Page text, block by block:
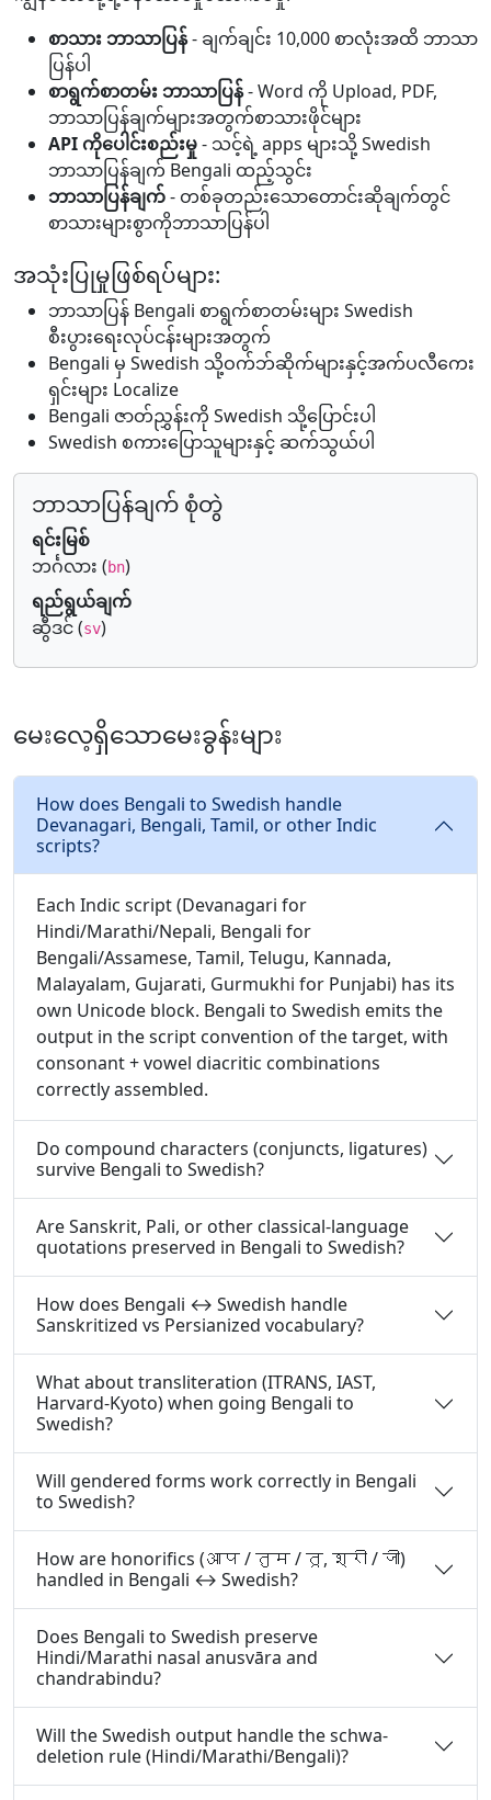
စာသား ဘာသာပြန်- ချက်ချင်း 10,000 စာလုံးအထိ ဘာသာ
ပြန်ပါ
စာရွက်စာတမ်း ဘာသာပြန်- Word ကို Upload, PDF,
ဘာသာပြန်ချက်များအတွက်စာသားဖိုင်များ
API ကိုပေါင်းစည်းမှု- သင့်ရဲ့ apps များသို့ Swedish
ဘာသာပြန်ချက် Bengali ထည့်သွင်း
ဘာသာပြန်ချက်- တစ်ခုတည်းသောတောင်းဆိုချက်တွင်
စာသားများစွာကိုဘာသာပြန်ပါ
အသုံးပြုမှုဖြစ်ရပ်များ:
ဘာသာပြန် Bengali စာရွက်စာတမ်းများ Swedish
စီးပွားရေးလုပ်ငန်းများအတွက်
Bengali မှ Swedish သို့ဝက်ဘ်ဆိုက်များနှင့်အက်ပလီကေး
ရှင်းများ Localize
Bengali ဇာတ်ညွှန်းကို Swedish သို့ပြောင်းပါ
Swedish စကားပြောသူများနှင့် ဆက်သွယ်ပါ
ဘာသာပြန်ချက် စုံတွဲ
ရင်းမြစ်
ဘင်္ဂလား (bn)
ရည်ရွယ်ချက်
ဆွီဒင် (sv)
မေးလေ့ရှိသောမေးခွန်းများ
How does Bengali to Swedish handle
Devanagari, Bengali, Tamil, or other Indic
scripts?
Each Indic script (Devanagari for
Hindi/Marathi/Nepali, Bengali for
Bengali/Assamese, Tamil, Telugu, Kannada,
Malayalam, Gujarati, Gurmukhi for Punjabi) has its
own Unicode block. Bengali to Swedish emits the
output in the script convention of the target, with
consonant + vowel diacritic combinations
correctly assembled.
Do compound characters (conjuncts, ligatures)
survive Bengali to Swedish?
Are Sanskrit, Pali, or other classical-language
quotations preserved in Bengali to Swedish?
How does Bengali ↔ Swedish handle
Sanskritized vs Persianized vocabulary?
What about transliteration (ITRANS, IAST,
Harvard-Kyoto) when going Bengali to
Swedish?
Will gendered forms work correctly in Bengali
to Swedish?
How are honorifics (आप / तुम / तू, श्री / जी)
handled in Bengali ↔ Swedish?
Does Bengali to Swedish preserve
Hindi/Marathi nasal anusvāra and
chandrabindu?
Will the Swedish output handle the schwa-
deletion rule (Hindi/Marathi/Bengali)?